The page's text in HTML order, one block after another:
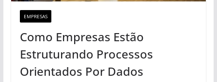
EMPRESAS
Como Empresas Estão
Estruturando Processos
Orientados Por Dados